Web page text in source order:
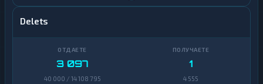
Delets
3 097
40 000 / 14 108 795
1
4 555